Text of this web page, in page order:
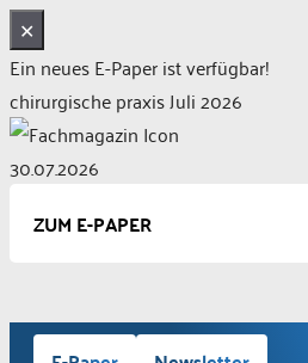
✕
Ein neues E-Paper ist verfügbar!
chirurgische praxis Juli 2026
30.07.2026
ZUM E-PAPER
Zum